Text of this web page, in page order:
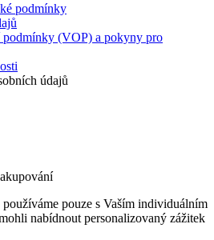
podmínky
podmínky (VOP) a pokyny pro
údajů
pouze s Vaším individuálním
nabídnout personalizovaný zážitek